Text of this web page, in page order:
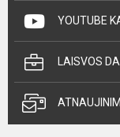
YOUTUBE
LAISVOS